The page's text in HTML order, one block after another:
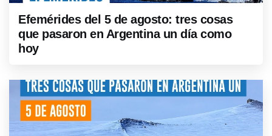
Efemérides del 5 de agosto: tres cosas
que pasaron en Argentina un día como
hoy